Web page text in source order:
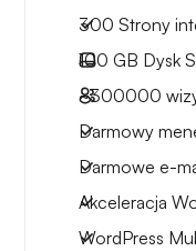
300 Strony
100 GB Dysk
~300000
Darmowy
Darmowe e-
Akceleracja
WordPress